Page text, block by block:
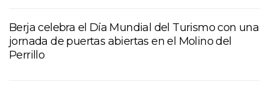
Berja celebra el Día Mundial del Turismo con una
jornada de puertas abiertas en el Molino del
Perrillo